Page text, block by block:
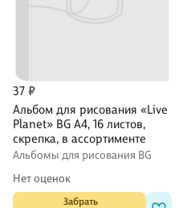
37 ₽
Альбом для рисования «Live
Planet» BG А4, 16 листов,
скрепка, в ассортименте
Альбомы для рисования BG
Нет оценок
Забрать